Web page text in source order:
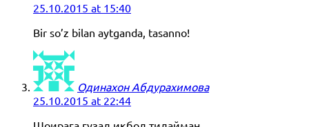
25.10.2015 at 15:40
Bir so’z bilan aytganda, tasanno!
Одинахон Абдурахимова
25.10.2015 at 22:44